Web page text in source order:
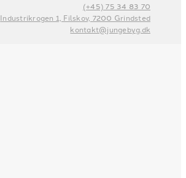
(+45) 75 34 83 70
Industrikrogen 1, Filskov, 7200 Grindsted
kontakt@jungebyg.dk